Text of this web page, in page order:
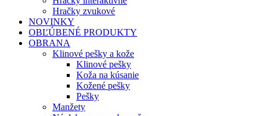
Hračky zvukové
NOVINKY
OBĽÚBENÉ PRODUKTY
OBRANA
Klinové pešky a kože
Klinové pešky
Koža na kúsanie
Kožené pešky
Pešky
Manžety